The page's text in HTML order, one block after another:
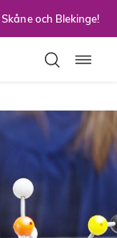
och Blekinge!